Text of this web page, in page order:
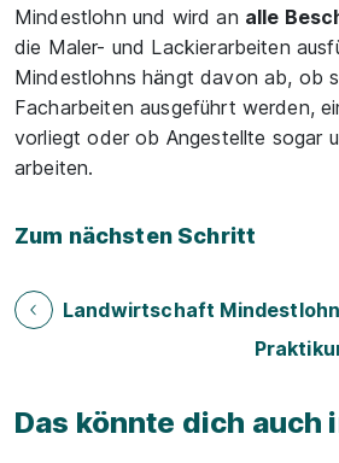
Mindestlohn und wird an alle
die Maler- und Lackierarbeiten
Mindestlohns hängt davon ab, ob
Facharbeiten ausgeführt werden,
vorliegt oder ob Angestellte sogar
arbeiten.
Zum nächsten Schritt
Landwirtschaft Mindestlohn
Das könnte dich auch